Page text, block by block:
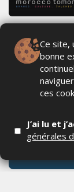
Ce site,
bonne
ces
J’ai lu et
générales